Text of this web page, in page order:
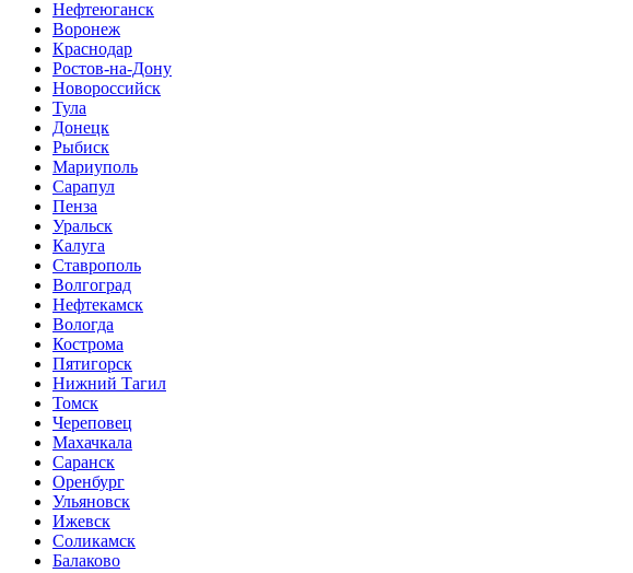
Нефтеюганск
Воронеж
Краснодар
Ростов-на-Дону
Новороссийск
Тула
Донецк
Рыбиск
Мариуполь
Сарапул
Пенза
Уральск
Калуга
Ставрополь
Волгоград
Нефтекамск
Вологда
Кострома
Пятигорск
Нижний Тагил
Томск
Череповец
Махачкала
Саранск
Оренбург
Ульяновск
Ижевск
Соликамск
Балаково